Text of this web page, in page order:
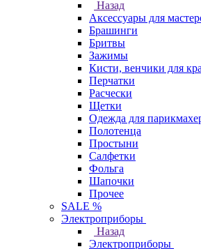
Назад
Аксессуары для
Брашинги
Бритвы
Зажимы
Кисти, венчики для
Перчатки
Расчески
Щетки
Одежда для
Полотенца
Простыни
Салфетки
Фольга
Шапочки
Прочее
SALE %
Электроприборы
Назад
Электроприборы